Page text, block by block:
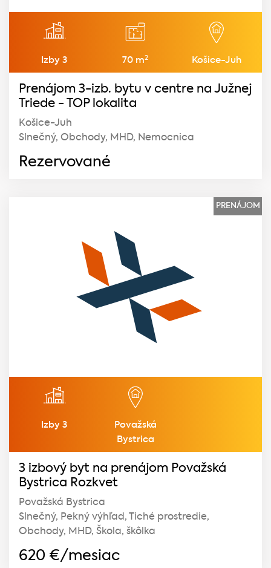
Izby 3 70 m2 Košice-Juh
Prenájom 3-izb. bytu v centre na Južnej
Triede - TOP lokalita
Košice-Juh
Slnečný, Obchody, MHD, Nemocnica
Rezervované
PRENÁJOM
Izby 3
Považská
Bystrica
3 izbový byt na prenájom Považská
Bystrica Rozkvet
Považská Bystrica
Slnečný, Pekný výhľad, Tiché prostredie,
Obchody, MHD, Škola, škôlka
620 €/mesiac